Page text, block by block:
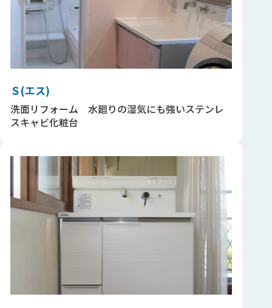
Ｓ(エス)
洗面リフォーム 水廻りの湿気にも強いステンレ
スキャビ化粧台